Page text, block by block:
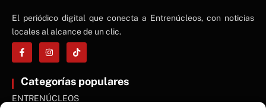
El periódico digital que conecta a Entrenúcleos, con noticias
locales al alcance de un clic.
Categorías populares
ENTRENÚCLEOS